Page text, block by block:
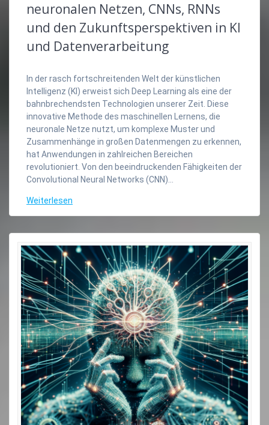
neuronalen Netzen, CNNs, RNNs
und den Zukunftsperspektiven in KI
und Datenverarbeitung
In der rasch fortschreitenden Welt der künstlichen
Intelligenz (KI) erweist sich Deep Learning als eine der
bahnbrechendsten Technologien unserer Zeit. Diese
innovative Methode des maschinellen Lernens, die
neuronale Netze nutzt, um komplexe Muster und
Zusammenhänge in großen Datenmengen zu erkennen,
hat Anwendungen in zahlreichen Bereichen
revolutioniert. Von den beeindruckenden Fähigkeiten der
Convolutional Neural Networks (CNN)…
Weiterlesen